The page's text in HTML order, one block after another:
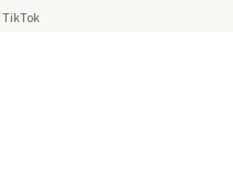
TikTok